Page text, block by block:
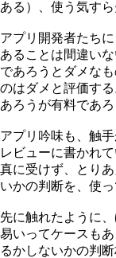
ある）、使う気す
アプリ開発者たち
あることは間違い
であろうとダメな
のはダメと評価す
あろうが有料であ
アプリ吟味も、触
レビューに書かれ
真に受けず、とり
いかの判断を、使
先に触れたように
易いってケースも
るかしないかの判